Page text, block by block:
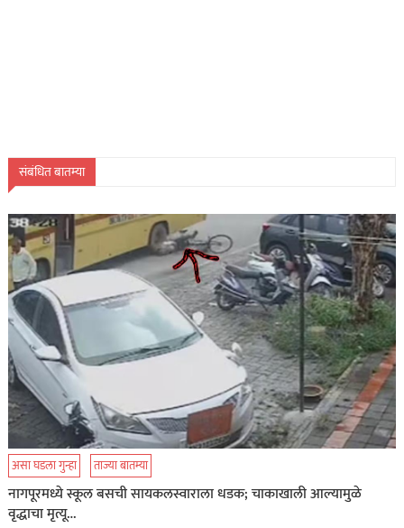
संबंधित बातम्या
असा घडला गुन्हा ताज्या बातम्या
नागपूरमध्ये स्कूल बसची सायकलस्वाराला धडक; चाकाखाली आल्यामुळे
वृद्धाचा मृत्यू…